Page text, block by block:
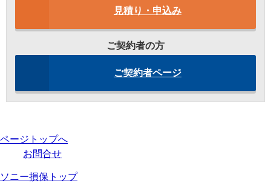
見積り・申込み
ご契約者の方
ご契約者ページ
ページトップへ
お問合せ
ソニー損保トップ